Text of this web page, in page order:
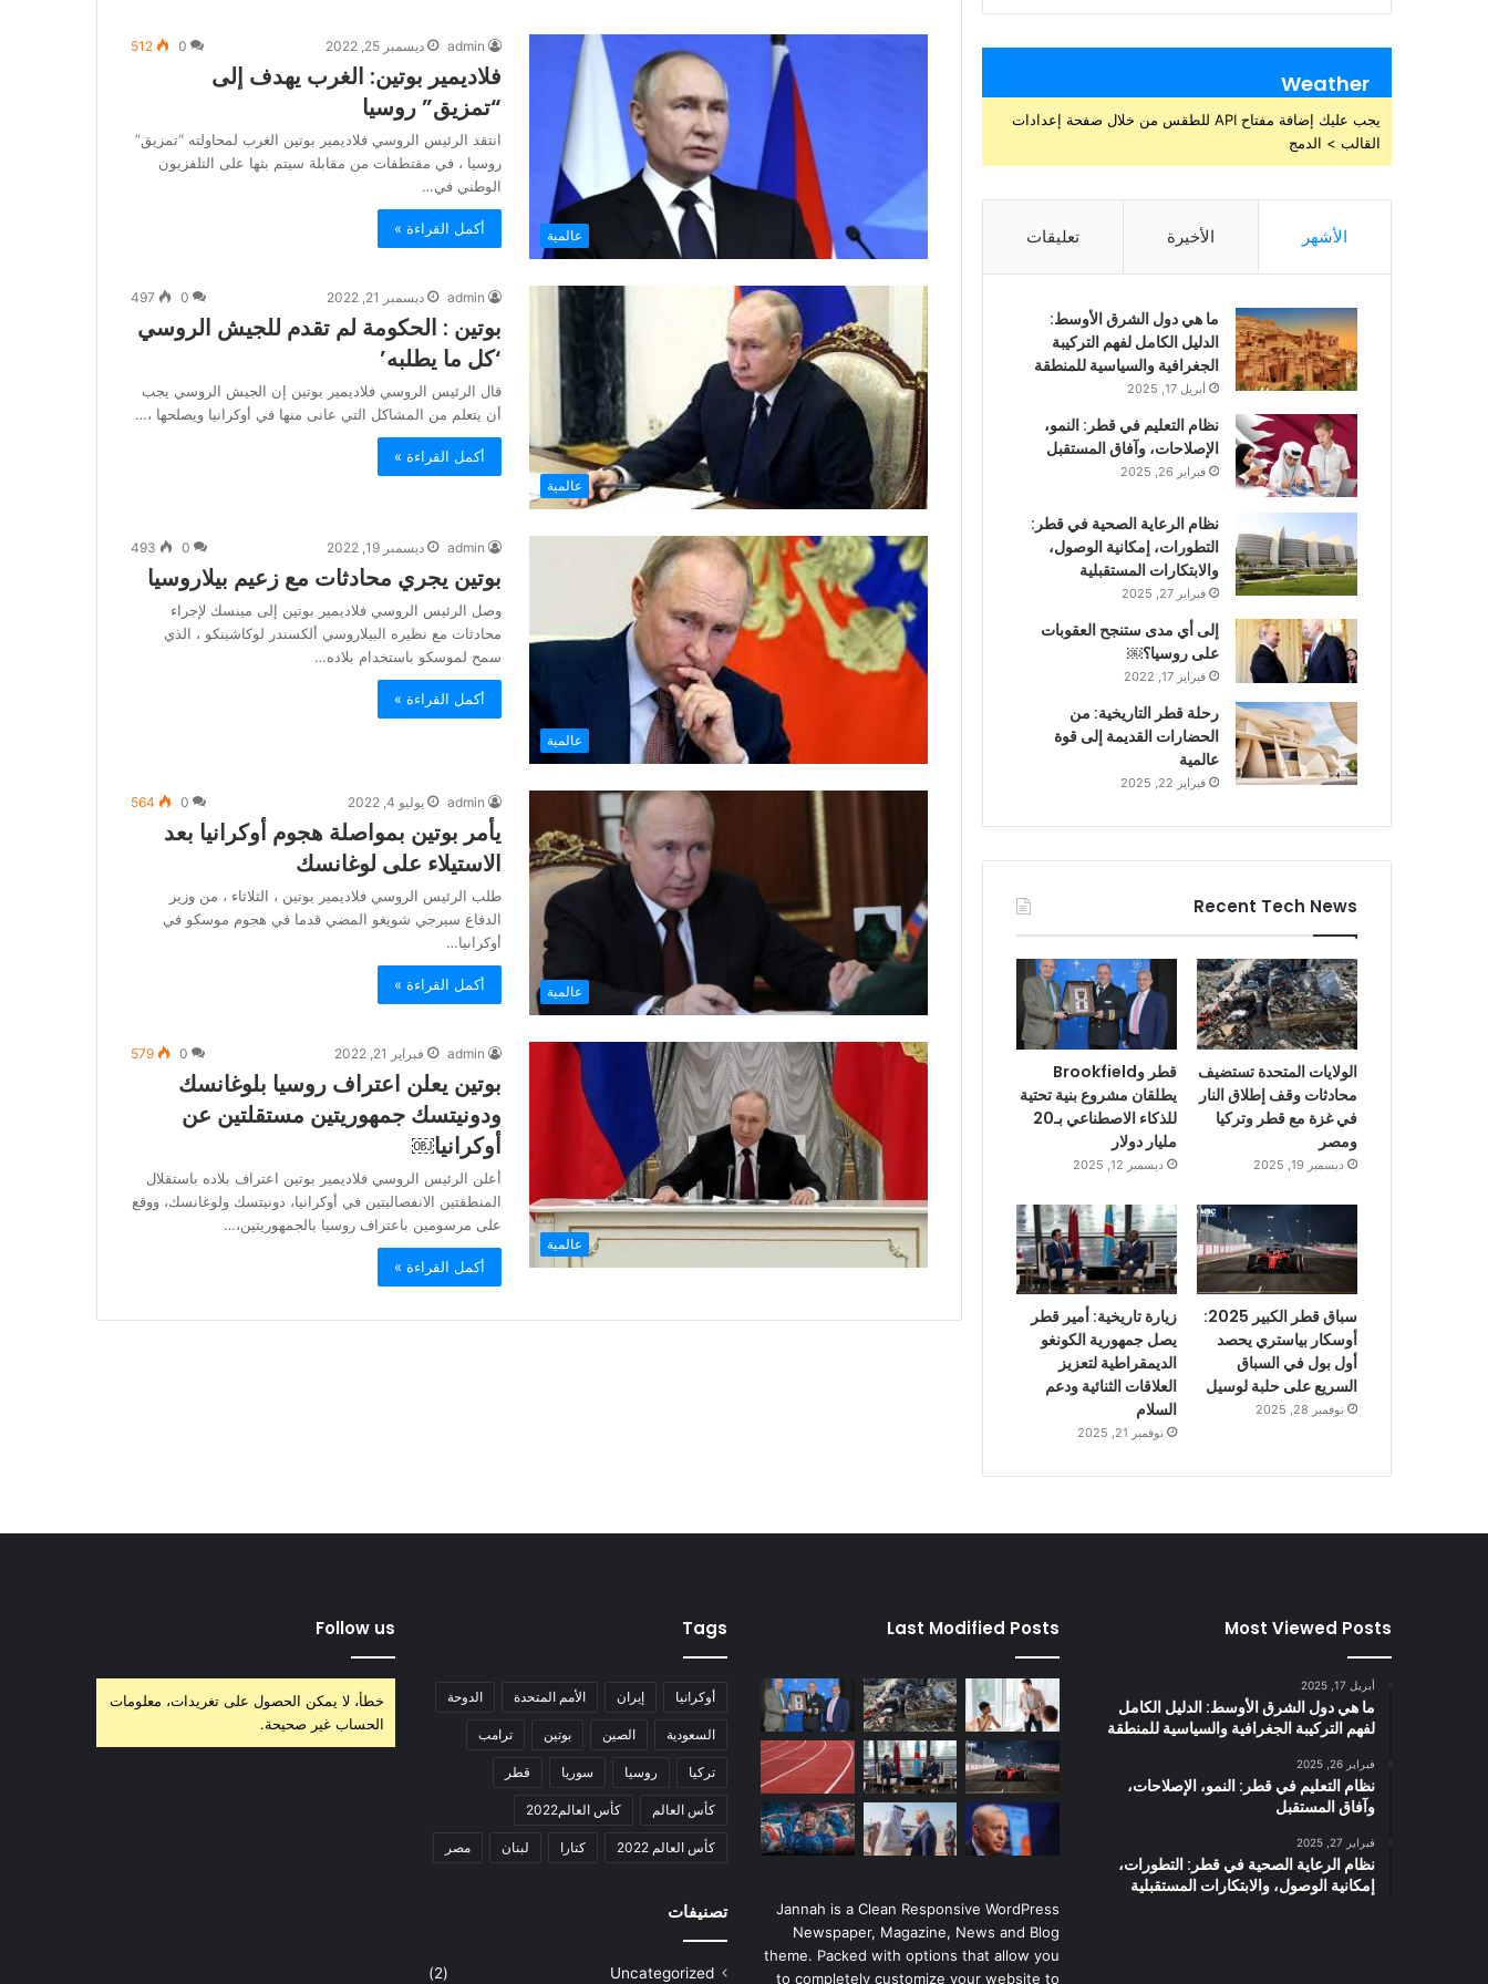
عالمية
admin ديسمبر 25, 2022 0
512
فلاديمير بوتين: الغرب يهدف إلى
“تمزيق” روسيا
انتقد الرئيس الروسي فلاديمير بوتين الغرب لمحاولته “تمزيق”
روسيا ، في مقتطفات من مقابلة سيتم بثها على التلفزيون
الوطني في…
أكمل القراءة »
عالمية
admin ديسمبر 21, 2022 0
497
بوتين : الحكومة لم تقدم للجيش الروسي
‘كل ما يطلبه’
قال الرئيس الروسي فلاديمير بوتين إن الجيش الروسي يجب
أن يتعلم من المشاكل التي عانى منها في أوكرانيا ويصلحها ،…
أكمل القراءة »
عالمية
admin ديسمبر 19, 2022 0
493
بوتين يجري محادثات مع زعيم بيلاروسيا
وصل الرئيس الروسي فلاديمير بوتين إلى مينسك لإجراء
محادثات مع نظيره البيلاروسي ألكسندر لوكاشينكو ، الذي
سمح لموسكو باستخدام بلاده…
أكمل القراءة »
عالمية
admin يوليو 4, 2022 0
564
يأمر بوتين بمواصلة هجوم أوكرانيا بعد
الاستيلاء على لوغانسك
طلب الرئيس الروسي فلاديمير بوتين ، الثلاثاء ، من وزير
الدفاع سيرجي شويغو المضي قدما في هجوم موسكو في
أوكرانيا…
أكمل القراءة »
عالمية
admin فبراير 21, 2022 0
579
بوتين يعلن اعتراف روسيا بلوغانسك
ودونيتسك جمهوريتين مستقلتين عن
أوكرانيا￼
أعلن الرئيس الروسي فلاديمير بوتين اعتراف بلاده باستقلال
المنطقتين الانفصاليتين في أوكرانيا، دونيتسك ولوغانسك، ووقع
على مرسومين باعتراف روسيا بالجمهوريتين،…
أكمل القراءة »
Weather
يجب عليك إضافة مفتاح API للطقس من خلال صفحة إعدادات
القالب > الدمج
الأشهر الأخيرة تعليقات
ما هي دول الشرق الأوسط:
الدليل الكامل لفهم التركيبة
الجغرافية والسياسية للمنطقة
أبريل 17, 2025
نظام التعليم في قطر: النمو،
الإصلاحات، وآفاق المستقبل
فبراير 26, 2025
نظام الرعاية الصحية في قطر:
التطورات، إمكانية الوصول،
والابتكارات المستقبلية
فبراير 27, 2025
إلى أي مدى ستنجح العقوبات
على روسيا؟￼
فبراير 17, 2022
رحلة قطر التاريخية: من
الحضارات القديمة إلى قوة
عالمية
فبراير 22, 2025
Recent Tech News
الولايات المتحدة تستضيف
محادثات وقف إطلاق النار
في غزة مع قطر وتركيا
ومصر
ديسمبر 19, 2025
قطر وBrookfield
يطلقان مشروع بنية تحتية
للذكاء الاصطناعي بـ20
مليار دولار
ديسمبر 12, 2025
سباق قطر الكبير 2025:
أوسكار بياستري يحصد
أول بول في السباق
السريع على حلبة لوسيل
نوفمبر 28, 2025
زيارة تاريخية: أمير قطر
يصل جمهورية الكونغو
الديمقراطية لتعزيز
العلاقات الثنائية ودعم
السلام
نوفمبر 21, 2025
Most Viewed Posts
أبريل 17, 2025
ما هي دول الشرق الأوسط: الدليل الكامل
لفهم التركيبة الجغرافية والسياسية للمنطقة
فبراير 26, 2025
نظام التعليم في قطر: النمو، الإصلاحات،
وآفاق المستقبل
فبراير 27, 2025
نظام الرعاية الصحية في قطر: التطورات،
إمكانية الوصول، والابتكارات المستقبلية
Last Modified Posts
Jannah is a Clean Responsive WordPress
Newspaper, Magazine, News and Blog
theme. Packed with options that allow you
to completely customize your website to
Tags
أوكرانيا إيران الأمم المتحدة الدوحة
السعودية الصين بوتين ترامب
تركيا روسيا سوريا قطر
كأس العالم كأس العالم2022
كأس العالم 2022 كتارا لبنان مصر
تصنيفات
Uncategorized
(2)
Follow us
خطأ، لا يمكن الحصول على تغريدات، معلومات
الحساب غير صحيحة.